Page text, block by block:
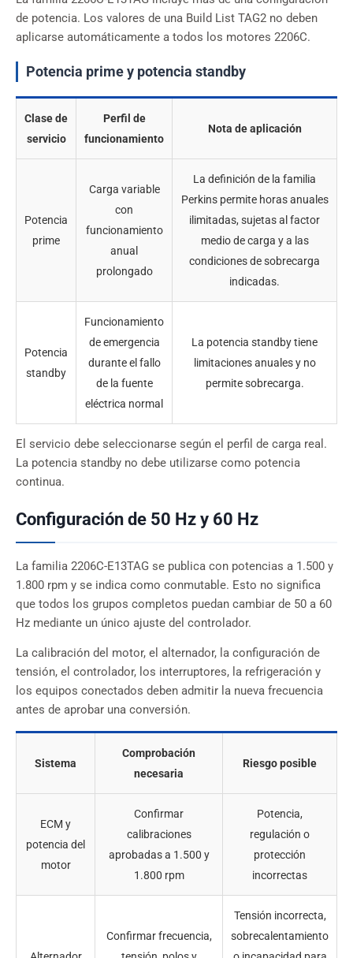
de potencia. Los valores de una Build List TAG2 no deben
aplicarse automáticamente a todos los motores 2206C.
Potencia prime y potencia standby
Clase de
servicio
Perfil de
funcionamiento
Nota de aplicación
Potencia
prime
Carga variable
con
funcionamiento
anual
prolongado
La definición de la familia
Perkins permite horas anuales
ilimitadas, sujetas al factor
medio de carga y a las
condiciones de sobrecarga
indicadas.
Potencia
standby
Funcionamiento
de emergencia
durante el fallo
de la fuente
eléctrica normal
La potencia standby tiene
limitaciones anuales y no
permite sobrecarga.
El servicio debe seleccionarse según el perfil de carga real.
La potencia standby no debe utilizarse como potencia
continua.
Configuración de 50 Hz y 60 Hz
La familia 2206C-E13TAG se publica con potencias a 1.500 y
1.800 rpm y se indica como conmutable. Esto no significa
que todos los grupos completos puedan cambiar de 50 a 60
Hz mediante un único ajuste del controlador.
La calibración del motor, el alternador, la configuración de
tensión, el controlador, los interruptores, la refrigeración y
los equipos conectados deben admitir la nueva frecuencia
antes de aprobar una conversión.
Sistema
Comprobación
necesaria
Riesgo posible
ECM y
potencia del
motor
Confirmar
calibraciones
aprobadas a 1.500 y
1.800 rpm
Potencia,
regulación o
protección
incorrectas
Confirmar frecuencia,
Tensión incorrecta,
sobrecalentamiento